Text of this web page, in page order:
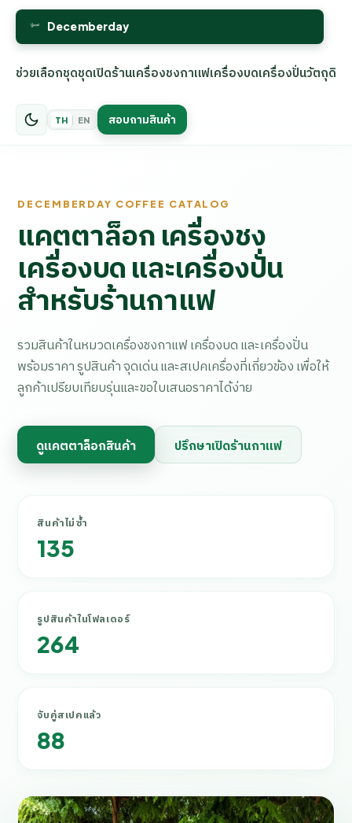
ช่วยเลือกชุดชุดเปิดร้านเครื่องชงกาแฟเครื่องบดเครื่องปั่นวัตถุดิบ
TH | EN สอบถามสินค้า
DECEMBERDAY COFFEE CATALOG
แคตตาล็อก เครื่องชง
เครื่องบด และเครื่องปั่น
สำหรับร้านกาแฟ
รวมสินค้าในหมวดเครื่องชงกาแฟ เครื่องบด และเครื่องปั่น
พร้อมราคา รูปสินค้า จุดเด่น และสเปคเครื่องที่เกี่ยวข้อง เพื่อให้
ลูกค้าเปรียบเทียบรุ่นและขอใบเสนอราคาได้ง่าย
ดูแคตตาล็อกสินค้า ปรึกษาเปิดร้านกาแฟ
สินค้าไม่ซ้ำ
135
รูปสินค้าในโฟลเดอร์
264
จับคู่สเปคแล้ว
88